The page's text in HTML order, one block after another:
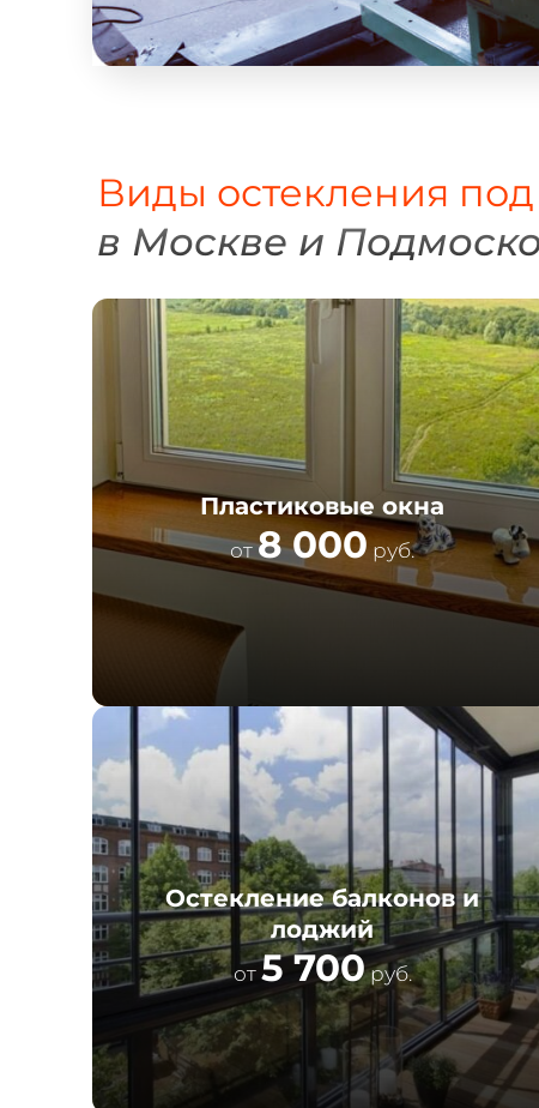
Виды остекления
в Москве и
Пластиковые окна
от8 000 руб.
Остекление балконов и
лоджий
от5 700руб.